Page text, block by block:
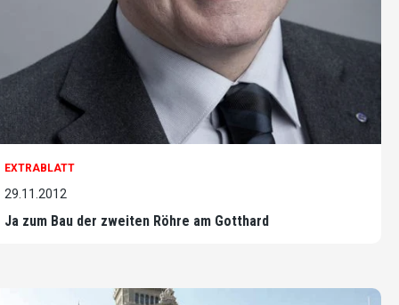
EXTRABLATT
29.11.2012
Ja zum Bau der zweiten Röhre am Gotthard